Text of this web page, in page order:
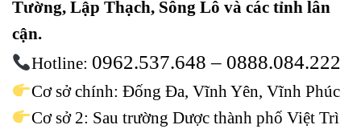
Tường, Lập Thạch, Sông Lô và các tỉnh lân
cận.
Hotline: 0962.537.648 – 0888.084.222
Cơ sở chính: Đống Đa, Vĩnh Yên, Vĩnh Phúc
Cơ sở 2: Sau trường Dược thành phố Việt Trì